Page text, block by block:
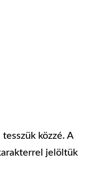
közzé. A
jelöltük